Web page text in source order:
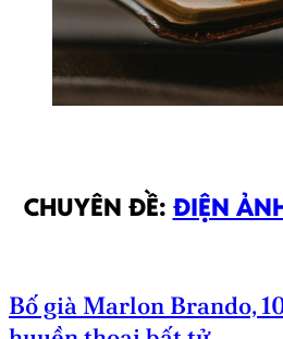
CHUYÊN ĐỀ: ĐIỆN
Bố già Marlon Brando,